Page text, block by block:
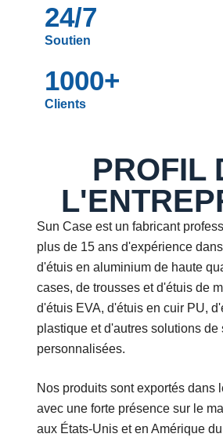
24/7
Soutien
1000+
Clients
PROFIL
Sun Case est un fabricant
plus de 15 ans d'expérience
d'étuis en aluminium de haute
cases, de trousses et d'étuis de
d'étuis EVA, d'étuis en cuir PU,
plastique et d'autres solutions de
personnalisées.
Nos produits sont exportés dans
avec une forte présence sur le
aux États-Unis et en Amérique